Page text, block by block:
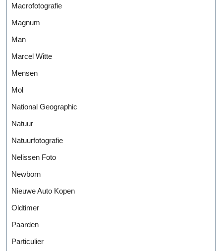
Macrofotografie
Magnum
Man
Marcel Witte
Mensen
Mol
National Geographic
Natuur
Natuurfotografie
Nelissen Foto
Newborn
Nieuwe Auto Kopen
Oldtimer
Paarden
Particulier